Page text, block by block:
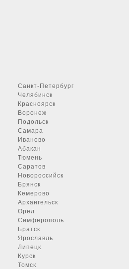
Санкт-Петербург
Челябинск
Красноярск
Воронеж
Подольск
Самара
Иваново
Абакан
Тюмень
Саратов
Новороссийск
Брянск
Кемерово
Архангельск
Орёл
Симферополь
Братск
Ярославль
Липецк
Курск
Томск